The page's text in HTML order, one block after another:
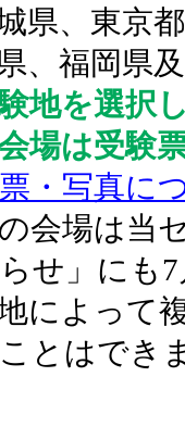
県、東京
、福岡県
地を選択
場は受験
・写真に
会場は当
せ」にも
によって
とはでき